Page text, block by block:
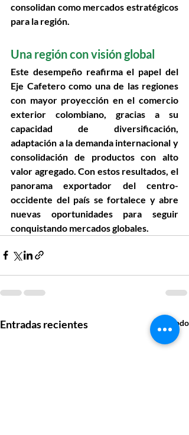
consolidan como mercados estratégicos
para la región.
Una región con visión global
Este desempeño reafirma el papel del
Eje Cafetero como una de las regiones
con mayor proyección en el comercio
exterior colombiano, gracias a su
capacidad de diversificación,
adaptación a la demanda internacional y
consolidación de productos con alto
valor agregado. Con estos resultados, el
panorama exportador del centro-
occidente del país se fortalece y abre
nuevas oportunidades para seguir
conquistando mercados globales.
Entradas recientes Ver todo